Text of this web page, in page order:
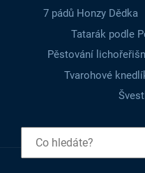
7 pádů Honzy Dědka
Tatarák podle
Pěstování
Tvarohové